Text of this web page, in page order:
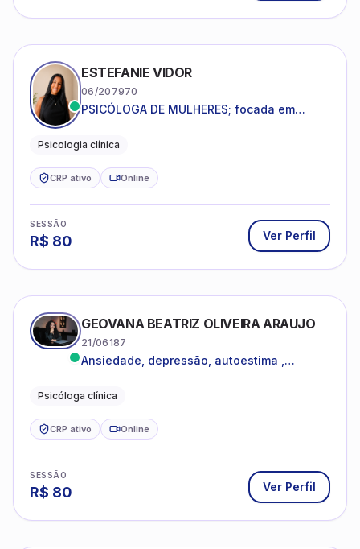
ESTEFANIE VIDOR
06/207970
PSICÓLOGA DE MULHERES; focada em
dentro da sua realidade.
Psicologia clínica
CRP ativo Online
SESSÃO
R$ 80 Ver Perfil
GEOVANA BEATRIZ OLIVEIRA ARAUJO
21/06187
Ansiedade, depressão, autoestima ,
Psicóloga clínica
CRP ativo Online
SESSÃO
R$ 80 Ver Perfil